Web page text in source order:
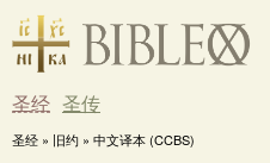
圣经 圣传
圣经 » 旧约 » 中文译本 (CCBS)